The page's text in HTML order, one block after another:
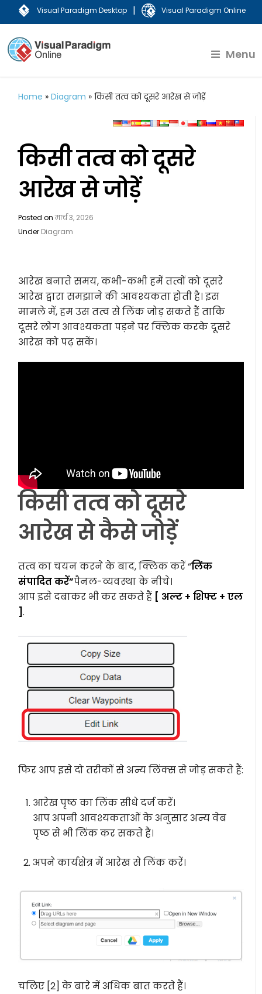
Visual Paradigm Desktop | Visual Paradigm Online
Menu
Home »Diagram »किसी तत्व को दूसरे आरेख से जोड़ें
किसी तत्व को दूसरे
आरेख से जोड़ें
Posted onमार्च 3, 2026
Under Diagram
आरेख बनाते समय, कभी-कभी हमें तत्वों को दूसरे
आरेख द्वारा समझाने की आवश्यकता होती है। इस
मामले में, हम उस तत्व से लिंक जोड़ सकते हैं ताकि
दूसरे लोग आवश्यकता पड़ने पर क्लिक करके दूसरे
आरेख को पढ़ सकें।
किसी तत्व को दूसरे
आरेख से कैसे जोड़ें
तत्व का चयन करने के बाद, क्लिक करें “लिंक
संपादित करें”पैनल-व्यवस्था के नीचे।
आप इसे दबाकर भी कर सकते हैं [ अल्ट + शिफ्ट + एल
].
फिर आप इसे दो तरीकों से अन्य लिंक्स से जोड़ सकते हैं:
आरेख पृष्ठ का लिंक सीधे दर्ज करें।
आप अपनी आवश्यकताओं के अनुसार अन्य वेब
पृष्ठ से भी लिंक कर सकते हैं।
अपने कार्यक्षेत्र में आरेख से लिंक करें।
चलिए [2] के बारे में अधिक बात करते हैं।